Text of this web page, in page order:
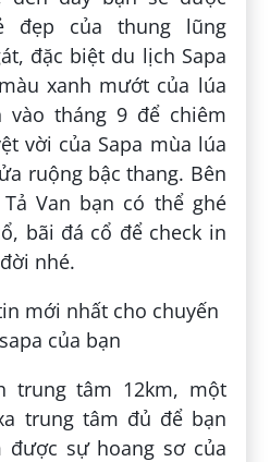
đẹp của thung lũng
đặc biệt du lịch Sapa
xanh mướt của lúa
vào tháng 9 để chiêm
vời của Sapa mùa lúa
ruộng bậc thang. Bên
Van bạn có thể ghé
bãi đá cổ để check in
nhé.
trung tâm 12km, một
trung tâm đủ để bạn
được sự hoang sơ của